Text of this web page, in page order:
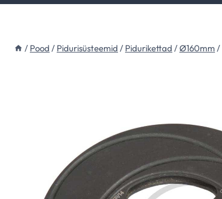
/ Pood / Pidurisüsteemid / Pidurikettad /Ø160mm /